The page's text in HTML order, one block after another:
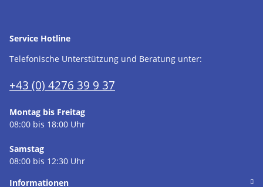
Service Hotline
Telefonische Unterstützung und Beratung unter:
+43 (0) 4276 39 9 37
Montag bis Freitag
08:00 bis 18:00 Uhr
Samstag
08:00 bis 12:30 Uhr
Informationen